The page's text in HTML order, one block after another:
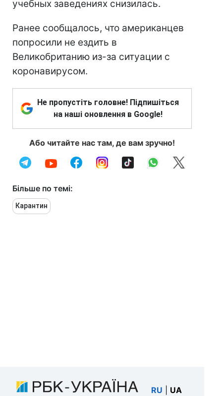
учебных заведениях снизилась.
Ранее сообщалось, что американцев
попросили не ездить в
Великобританию из-за ситуации с
коронавирусом.
Не пропустіть головне! Підпишіться
на наші оновлення в Google!
Або читайте нас там, де вам зручно!
Більше по темі:
Карантин
RU UA